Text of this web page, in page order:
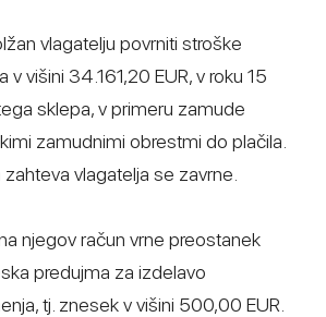
vlagatelju povrniti stroške
v višini 34.161,20 EUR, v roku 15
sklepa, v primeru zamude
zamudnimi obrestmi do plačila.
vlagatelja se zavrne.
njegov račun vrne preostanek
predujma za izdelavo
tj. znesek v višini 500,00 EUR.